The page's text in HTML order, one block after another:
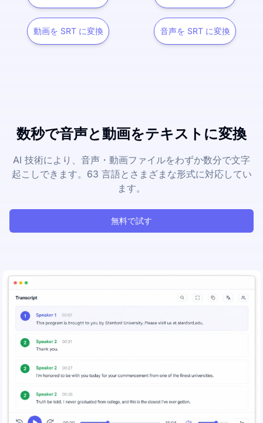
動画を SRT に変換 音声を SRT に変換
数秒で音声と動画をテキストに変換
AI 技術により、音声・動画ファイルをわずか数分で文字
起こしできます。63 言語とさまざまな形式に対応してい
ます。
無料で試す